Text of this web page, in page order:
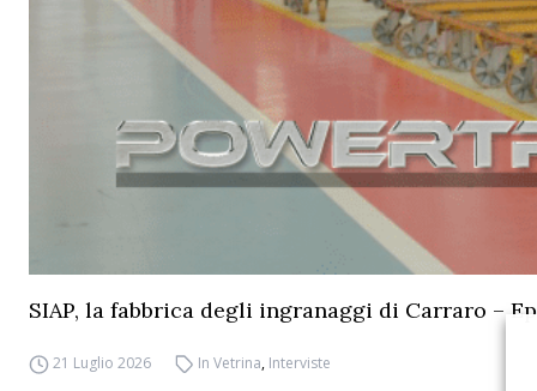
SIAP, la fabbrica degli ingranaggi di Carraro –
21 Luglio 2026 In Vetrina, Interviste